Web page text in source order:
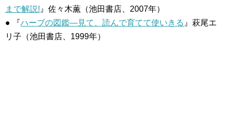
まで解説! 』佐々木薫（池田書店、2007年）
● 『ハーブの図鑑―見て、読んで育てて使いきる 』萩尾エ
リ子（池田書店、1999年）